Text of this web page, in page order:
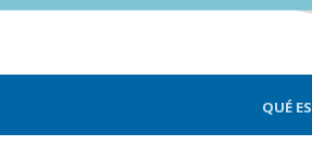
QUÉ ES